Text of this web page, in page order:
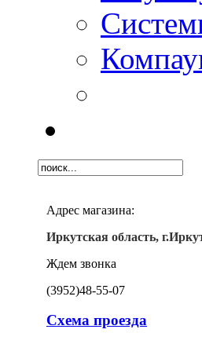
Адрес магазина:
Иркутская область,
Ждем звонка
(3952)48-55-07
Схема проезда